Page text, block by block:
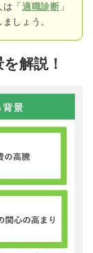
「 適職診断 」
しょう。
解説！